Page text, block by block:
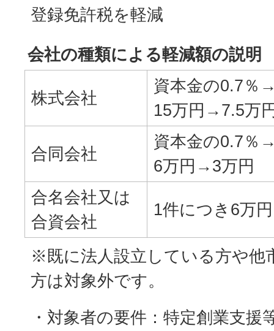
登録免許税を軽減
会社の種類による軽減額の説明
株式会社
資本金の0.7％
15万円→7.5万
合同会社
資本金の0.7％
6万円→3万円
合名会社又は
合資会社
1件につき6万
※既に法人設立している方や他
方は対象外です。
・対象者の要件：特定創業支援